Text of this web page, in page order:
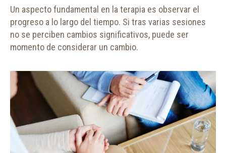
Un aspecto fundamental en la terapia es observar el
progreso a lo largo del tiempo. Si tras varias sesiones
no se perciben cambios significativos, puede ser
momento de considerar un cambio.